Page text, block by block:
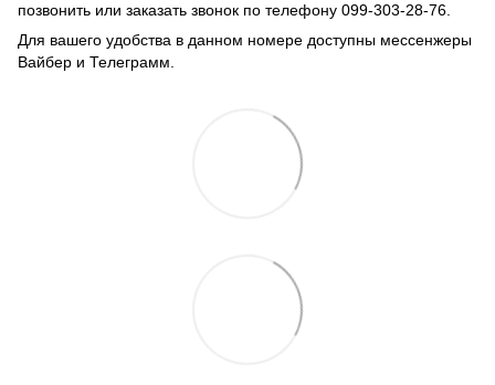
позвонить или заказать звонок по телефону 099-303-28-76.
Для вашего удобства в данном номере доступны мессенжеры
Вайбер и Телеграмм.